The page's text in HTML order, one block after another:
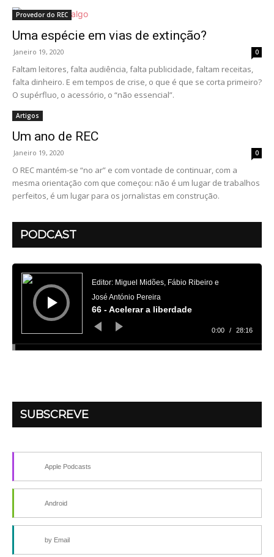
Provedor do REC
Uma espécie em vias de extinção?
Janeiro 19, 2020 0
Faltam leitores, falta audiência, falta publicidade, faltam receitas,
falta dinheiro. E em tempos de crise, o que é que se corta primeiro?
O supérfluo, o acessório, o “não essencial”.
Artigos
Um ano de REC
Janeiro 19, 2020 0
O REC mantém-se “no ar” e com vontade de continuar, com a
mesma orientação com que começou: não é um lugar de trabalhos
perfeitos, é um lugar para os jornalistas em construção.
PODCAST
Reprodutor
áudio
Editor: Miguel Midões, Fábio Ribeiro e
José António Pereira
66 - Acelerar a liberdade
0:00 / 28:16
SUBSCREVE
Apple Podcasts
Android
by Email